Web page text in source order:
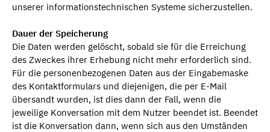
unserer informationstechnischen Systeme sicherzustellen.
Dauer der Speicherung
Die Daten werden gelöscht, sobald sie für die Erreichung
des Zweckes ihrer Erhebung nicht mehr erforderlich sind.
Für die personenbezogenen Daten aus der Eingabemaske
des Kontaktformulars und diejenigen, die per E-Mail
übersandt wurden, ist dies dann der Fall, wenn die
jeweilige Konversation mit dem Nutzer beendet ist. Beendet
ist die Konversation dann, wenn sich aus den Umständen